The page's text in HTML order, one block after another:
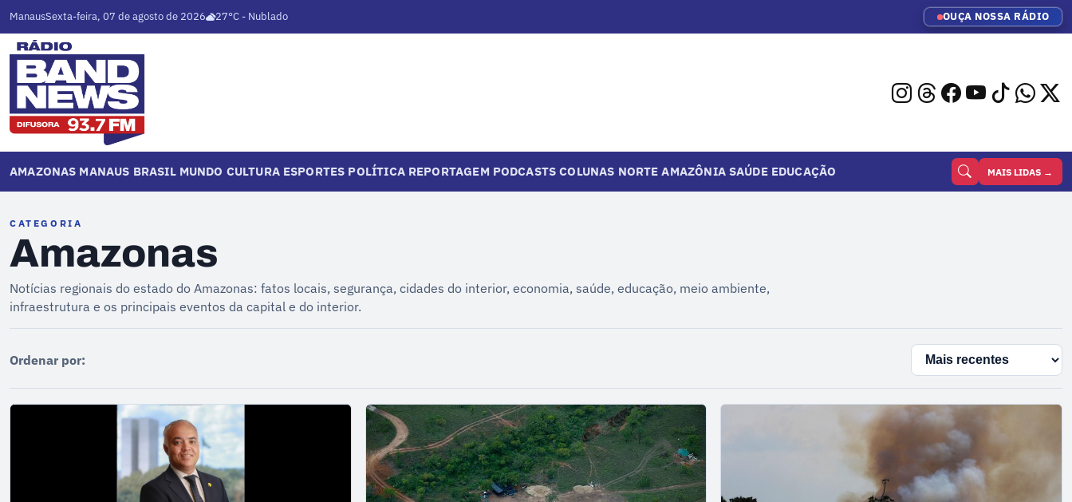
ManausSexta-feira, 07 de agosto de 2026 27°C - Nublado OUÇA NOSSA RÁDIO
AMAZONAS MANAUS BRASIL MUNDO CULTURA ESPORTES POLÍTICA REPORTAGEM PODCASTS COLUNAS NORTE AMAZÔNIA SAÚDE EDUCAÇÃO MAIS LIDAS →
CATEGORIA
Amazonas
Notícias regionais do estado do Amazonas: fatos locais, segurança, cidades do interior, economia, saúde, educação, meio ambiente,
infraestrutura e os principais eventos da capital e do interior.
Ordenar por: